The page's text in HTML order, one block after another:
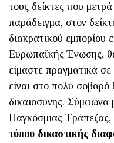
τους δείκτες που
παράδειγμα, στον
διακρατικού εμπορίου
Ευρωπαϊκής Ένωσης,
είμαστε πραγματικά
είναι στο πολύ
δικαιοσύνης. Σύμφωνα
Παγκόσμιας Τράπεζας,
τύπου δικαστικής